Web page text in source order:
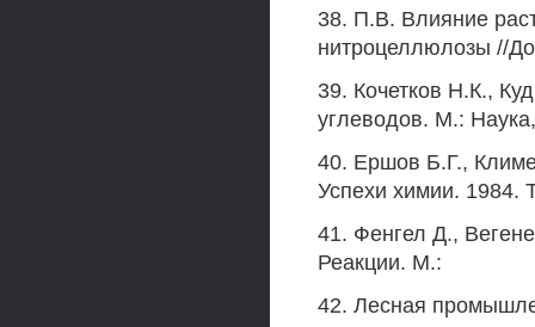
38. П.В. Влияние
нитроцеллюлозы //
39. Кочетков Н.К.,
углеводов. М.:
40. Ершов Б.Г.,
Успехи химии. 1984.
41. Фенгел Д.,
Реакции. М.:
42. Лесная